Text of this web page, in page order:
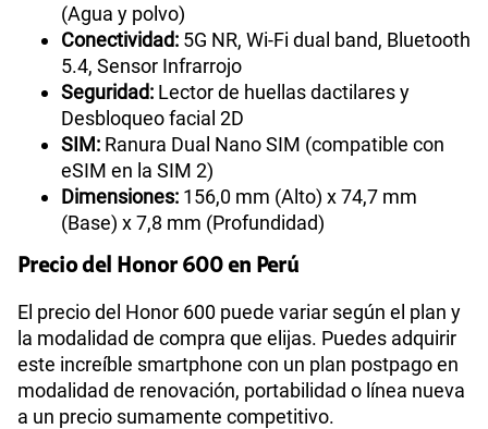
(Agua y polvo)
Conectividad: 5G NR, Wi-Fi dual band, Bluetooth
5.4, Sensor Infrarrojo
Seguridad: Lector de huellas dactilares y
Desbloqueo facial 2D
SIM: Ranura Dual Nano SIM (compatible con
eSIM en la SIM 2)
Dimensiones: 156,0 mm (Alto) x 74,7 mm
(Base) x 7,8 mm (Profundidad)
Precio del Honor 600 en Perú
El precio del Honor 600 puede variar según el plan y
la modalidad de compra que elijas. Puedes adquirir
este increíble smartphone con un plan postpago en
modalidad de renovación, portabilidad o línea nueva
a un precio sumamente competitivo.